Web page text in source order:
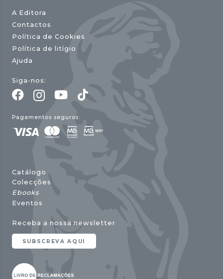
A Editora
Contactos
Política de Cookies
Política de litígio
Ajuda
Siga-nos:
Pagamentos seguros:
Catálogo
Colecções
Ebooks
Eventos
Receba a nossa newsletter
SUBSCREVA AQUI